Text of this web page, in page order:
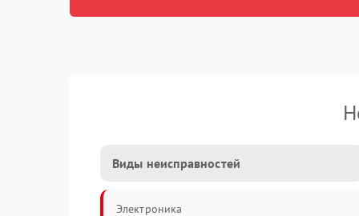
Виды неисправностей
Электроника